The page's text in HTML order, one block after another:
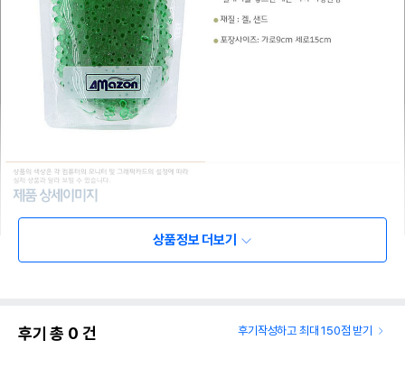
상품정보 더보기
후기 총 0 건 후기작성하고 최대 150점 받기